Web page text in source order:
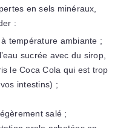
en sels minéraux,
:
température ambiante ;
sucrée avec du sirop,
le Coca Cola qui est trop
intestins) ;
salé ;